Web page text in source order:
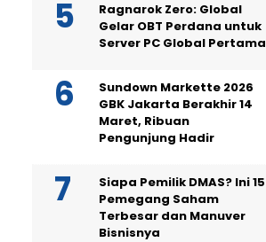
Ragnarok Zero: Global
Gelar OBT Perdana untuk
Server PC Global Pertama
Sundown Markette 2026
GBK Jakarta Berakhir 14
Maret, Ribuan
Pengunjung Hadir
Siapa Pemilik DMAS? Ini 15
Pemegang Saham
Terbesar dan Manuver
Bisnisnya